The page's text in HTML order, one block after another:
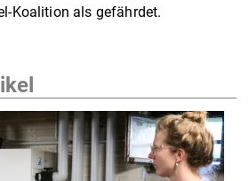
Koalition als gefährdet.